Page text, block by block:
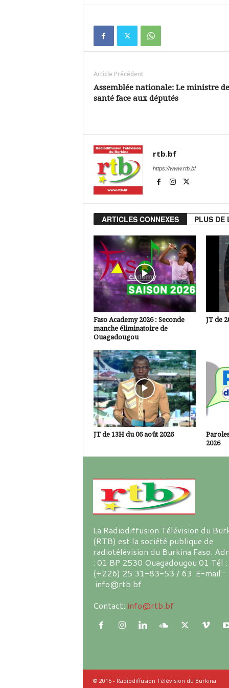
Article Précédent
Assemblée nationale: Le ministre
santé face aux députés
rtb.bf
https://www.rtb.bf
ARTICLES CONNEXES PLUS DE
Faso Academy 2026 : Seconde
manche éliminatoire de
Ouagadougou
JT de
JT de 13H du 06 août 2026
2026
La Radiodiffusion Télévision du
(RTB) est la société publique de
radiotélévision du Burkina Faso.
: 01 BP 2530 Ouagadougou 01 Tél :
(+226) 25 31-83-53 / 63 E-mail :
info@rtb.bf
Contact: info@rtb.bf
© 2015 - Radiodiffusion Télévision du Burkina